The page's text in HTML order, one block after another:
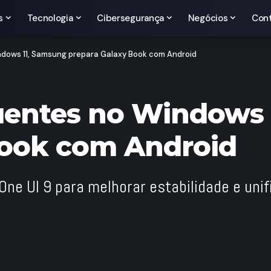
Tecnologia Cibersegurança Negócios
11, Samsung prepara Galaxy Book com Android
no Windows
com Android
UI 9 para melhorar estabilidade e